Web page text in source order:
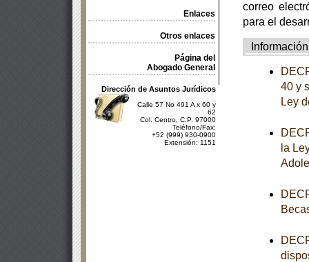
Enlaces
Otros enlaces
Página del
Abogado General
Dirección de Asuntos Jurídicos
Calle 57 No 491 A x 60 y
62
Col. Centro, C.P. 97000
Teléfono/Fax:
+52 (999) 930-0900
Extensión: 1151
correo
para el
Información
40 y
Ley
la